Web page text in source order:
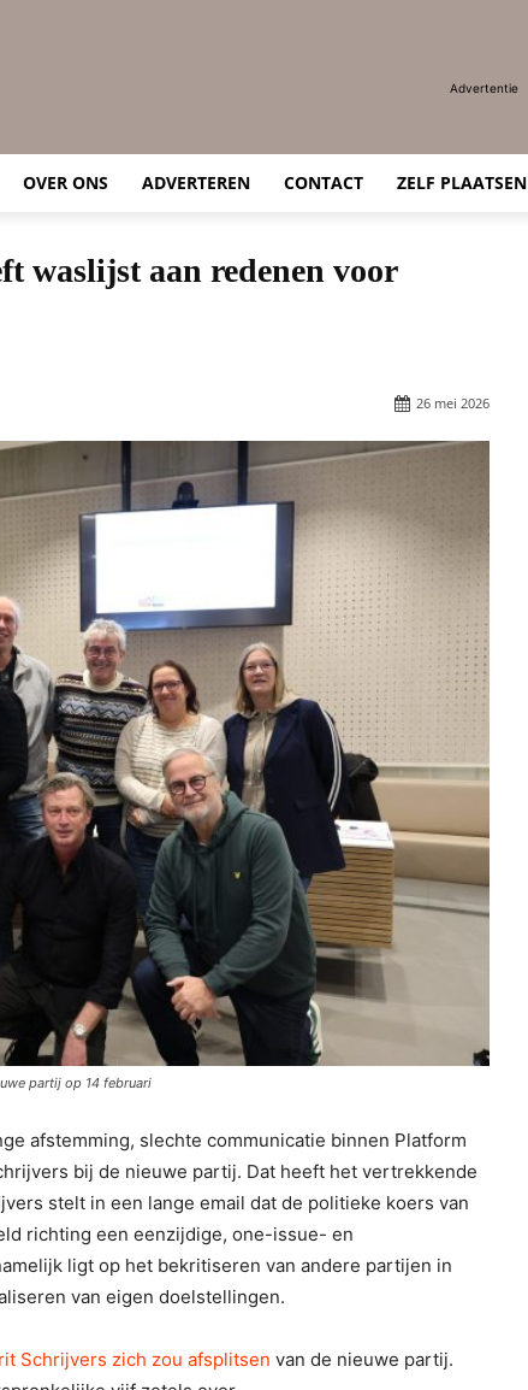
Advertentie
OVER ONS ADVERTEREN CONTACT ZELF PLAATSEN
waslijst aan redenen voor
26 mei 2026
partij op 14 februari
afstemming, slechte communicatie binnen Platform
bij de nieuwe partij. Dat heeft het vertrekkende
stelt in een lange email dat de politieke koers van
richting een eenzijdige, one-issue- en
ligt op het bekritiseren van andere partijen in
van eigen doelstellingen.
Schrijvers zich zou afsplitsen van de nieuwe partij.